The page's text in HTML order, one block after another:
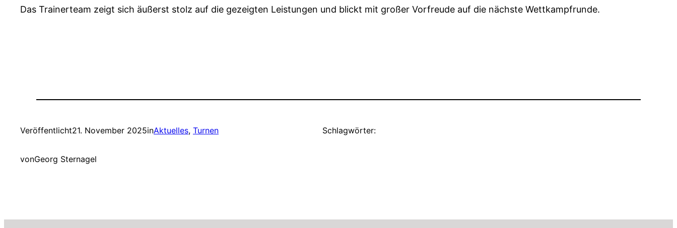
Das Trainerteam zeigt sich äußerst stolz auf die gezeigten Leistungen und blickt mit großer Vorfreude auf die nächste Wettkampfrunde.
Veröffentlicht21. November 2025inAktuelles, Turnen
vonGeorg Sternagel
Schlagwörter: